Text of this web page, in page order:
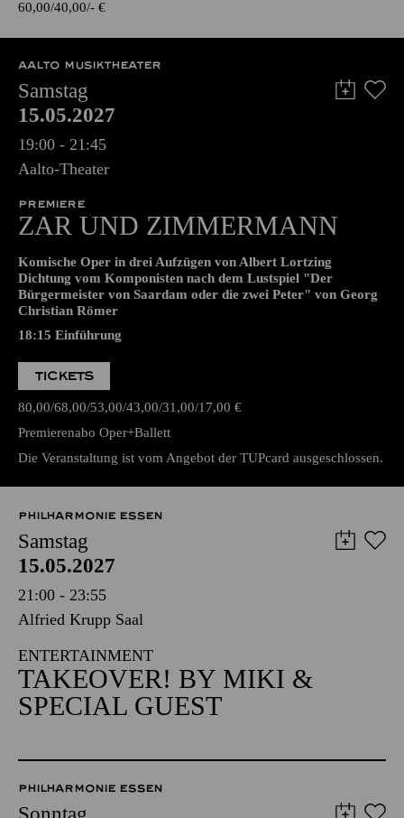
60,00 40,00 -€
AALTO MUSIKTHEATER
Samstag
15.05.2027
19:00 - 21:45
Aalto-Theater
PREMIERE
ZAR UND ZIMMERMANN
Komische Oper in drei Aufzügen von Albert Lortzing
Dichtung vom Komponisten nach dem Lustspiel "Der
Christian Römer
18:15 Einführung
TICKETS
80,00 68,00 53,00 43,00 31,00 17,00€
Premierenabo Oper+Ballett
Die Veranstaltung ist vom Angebot der TUPcard ausgeschlossen.
PHILHARMONIE ESSEN
Samstag
15.05.2027
21:00 - 23:55
Alfried Krupp Saal
ENTERTAINMENT
SPECIAL GUEST